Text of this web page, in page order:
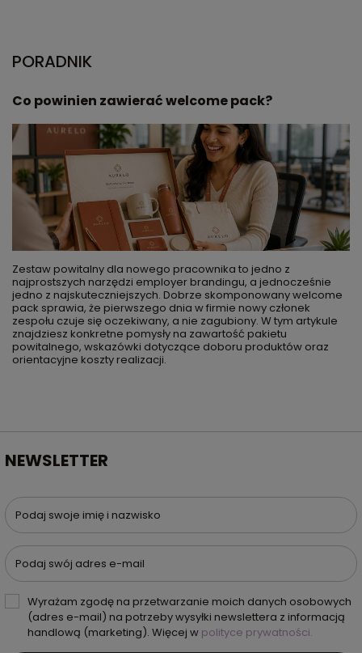
PORADNIK
Co powinien zawierać welcome pack?
Zestaw powitalny dla nowego pracownika to jedno z
najprostszych narzędzi employer brandingu, a jednocześnie
jedno z najskuteczniejszych. Dobrze skomponowany welcome
pack sprawia, że pierwszego dnia w firmie nowy członek
zespołu czuje się oczekiwany, a nie zagubiony. W tym artykule
znajdziesz konkretne pomysły na zawartość pakietu
powitalnego, wskazówki dotyczące doboru produktów oraz
orientacyjne koszty realizacji.
NEWSLETTER
Podaj swoje imię i nazwisko
Podaj swój adres e-mail
Wyrażam zgodę na przetwarzanie moich danych osobowych
(adres e-mail) na potrzeby wysyłki newslettera z informacją
handlową (marketing). Więcej w polityce prywatności.